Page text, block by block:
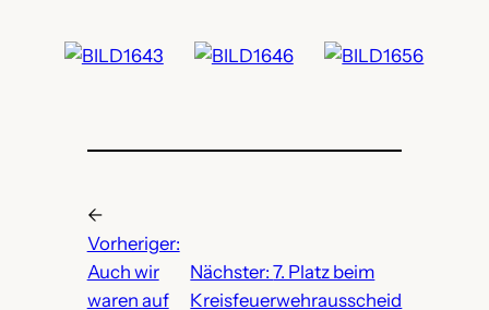
←
Vorheriger:
Auch wir
waren auf
Nächster:7. Platz beim
Kreisfeuerwehrausscheid